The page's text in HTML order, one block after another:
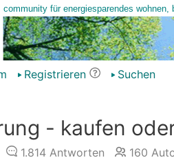
Registrieren
Suchen
- kaufen
1.814Antworten 160